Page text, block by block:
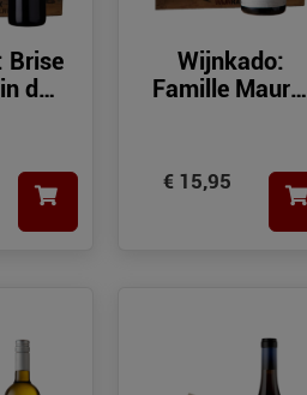
Brise
de
Wijnkado:
Famille Maurel
€ 15,95